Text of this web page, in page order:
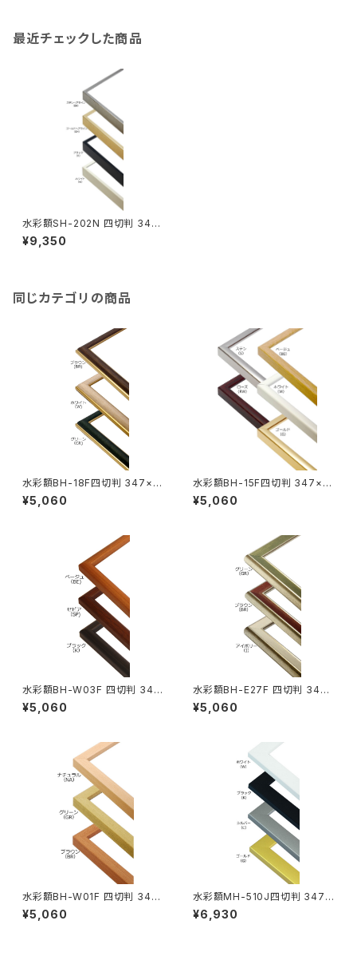
最近チェックした商品
水彩額SH-202N 四切判 347
×423ミリ
¥9,350
同じカテゴリの商品
水彩額BH-18F四切判 347×4
23ミリ
¥5,060
水彩額BH-15F四切判 347×4
23ミリ
¥5,060
水彩額BH-W03F 四切判 347
×423ミリ
¥5,060
水彩額BH-E27F 四切判 347×
423ミリ
¥5,060
水彩額BH-W01F 四切判 347
×423ミリ
¥5,060
水彩額MH-510J四切判 347×
423ミリ
¥6,930